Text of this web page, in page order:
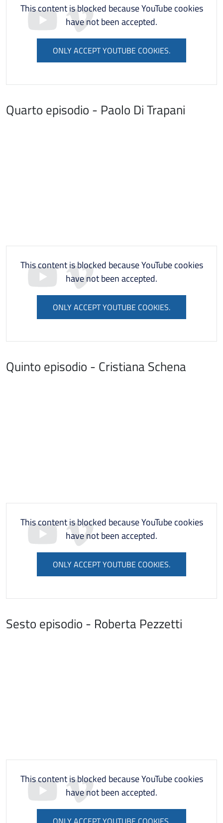
This content is blocked because YouTube cookies
have not been accepted.
ONLY ACCEPT YOUTUBE COOKIES.
Quarto episodio - Paolo Di Trapani
This content is blocked because YouTube cookies
have not been accepted.
ONLY ACCEPT YOUTUBE COOKIES.
Quinto episodio - Cristiana Schena
This content is blocked because YouTube cookies
have not been accepted.
ONLY ACCEPT YOUTUBE COOKIES.
Sesto episodio - Roberta Pezzetti
This content is blocked because YouTube cookies
have not been accepted.